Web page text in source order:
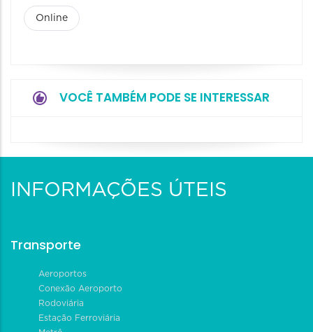
Online
VOCÊ TAMBÉM PODE SE INTERESSAR
INFORMAÇÕES ÚTEIS
Transporte
Aeroportos
Conexão Aeroporto
Rodoviária
Estação Ferroviária